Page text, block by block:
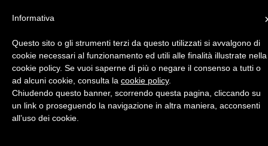
Login Registrazione
Informativa
Questo sito o gli strumenti terzi da questo utilizzati si avvalgono di
cookie necessari al funzionamento ed utili alle finalità illustrate nella
cookie policy. Se vuoi saperne di più o negare il consenso a tutti o
ad alcuni cookie, consulta la cookie policy.
Chiudendo questo banner, scorrendo questa pagina, cliccando su
un link o proseguendo la navigazione in altra maniera, acconsenti
all’uso dei cookie.